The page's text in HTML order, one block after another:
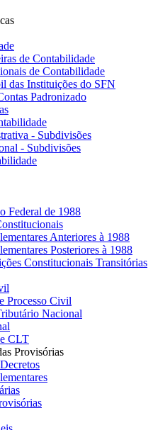
de Contabilidade
de Contabilidade
das Instituições do SFN
Padronizado
- Subdivisões
- Subdivisões
Federal de 1988
Anteriores à 1988
Posteriores à 1988
Constitucionais Transitórias
Processo Civil
Nacional
CLT
Provisórias